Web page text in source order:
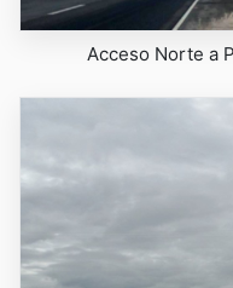
Acceso Norte a